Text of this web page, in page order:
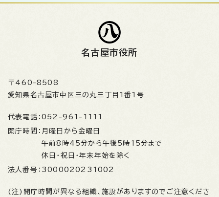
名古屋市役所
〒460-8508
愛知県名古屋市中区三の丸三丁目1番1号
代表電話： 052-961-1111
開庁時間： 月曜日から金曜日
午前8時45分から午後5時15分まで
休日・祝日・年末年始を除く
法人番号： 3000020231002
(注)開庁時間が異なる組織、施設がありますのでご注意くださ